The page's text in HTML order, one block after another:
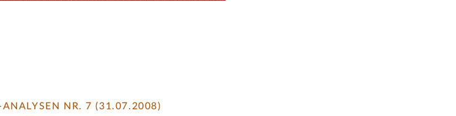
ANALYSEN NR. 7 (31.07.2008)